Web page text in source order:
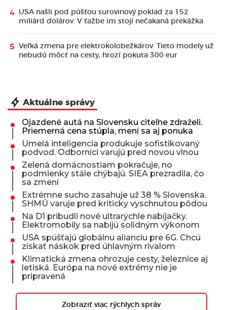
USA našli pod púšťou surovinový poklad za 152
miliárd dolárov. V ťažbe im stojí nečakaná prekážka
Veľká zmena pre elektrokolobežkárov. Tieto modely už
nebudú môcť na cesty, hrozí pokuta 300 eur
Aktuálne správy
Ojazdené autá na Slovensku citeľne zdraželi.
Priemerná cena stúpla, mení sa aj ponuka
Umelá inteligencia produkuje sofistikovaný
podvod. Odborníci varujú pred novou vlnou
Zelená domácnostiam pokračuje, no
podmienky stále chýbajú. SIEA prezradila, čo
sa zmení
Extrémne sucho zasahuje už 38 % Slovenska.
SHMÚ varuje pred kriticky vyschnutou pôdou
Na D1 pribudli nové ultrarýchle nabíjačky.
Elektromobily sa nabijú solídným výkonom
USA spúšťajú globálnu alianciu pre 6G. Chcú
získať náskok pred úhlavným rivalom
Klimatická zmena ohrozuje cesty, železnice aj
letiská. Európa na nové extrémy nie je
pripravená
Zobraziť viac rýchlych správ